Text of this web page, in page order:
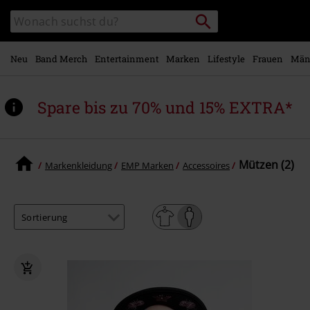
Hauptinhalt
springen
Katalog
durchsuchen
Packstation
suchen
Neu Band Merch Entertainment Marken Lifestyle Frauen
Spare bis zu 70% und 15% EXTRA*
Markenkleidung EMP Marken Accessoires Mützen (2)